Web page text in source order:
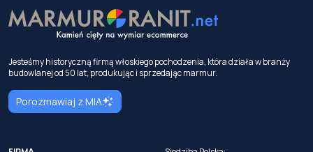
Jesteśmy historyczną firmą włoskiego pochodzenia, która działa w branży
budowlanej od 50 lat, produkując i sprzedając marmur.
Porozmawiaj z MIA